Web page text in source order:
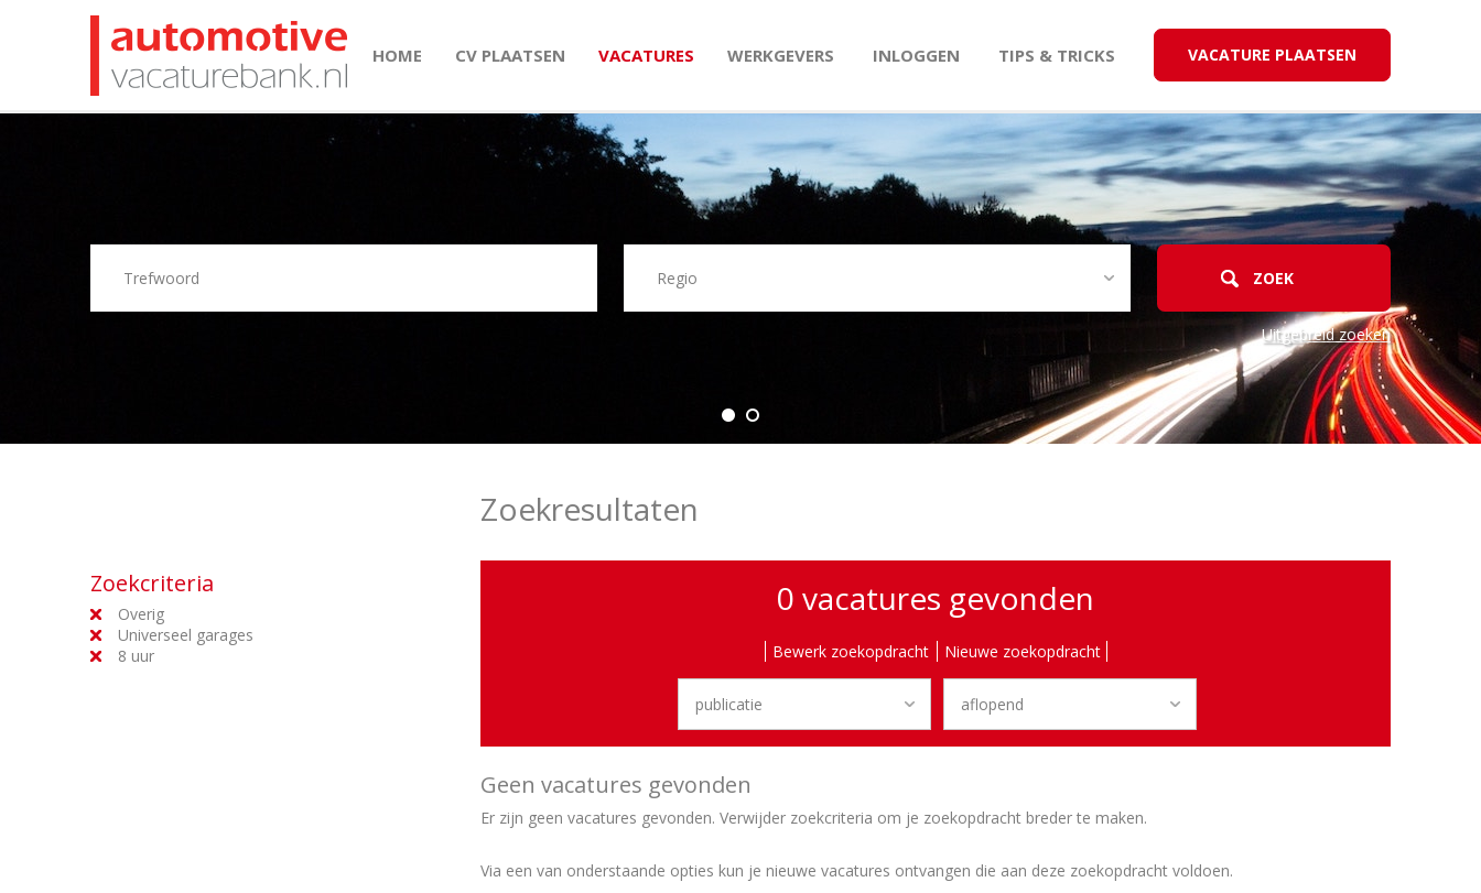
HOME CV PLAATSEN VACATURES WERKGEVERS INLOGGEN TIPS & TRICKS VACATURE PLAATSEN
Uitgebreid zoeken
Zoekcriteria
Overig
Universeel garages
8 uur
Zoekresultaten
0 vacatures gevonden
Bewerk zoekopdracht Nieuwe zoekopdracht
Geen vacatures gevonden
Er zijn geen vacatures gevonden. Verwijder zoekcriteria om je zoekopdracht breder te maken.
Via een van onderstaande opties kun je nieuwe vacatures ontvangen die aan deze zoekopdracht voldoen.